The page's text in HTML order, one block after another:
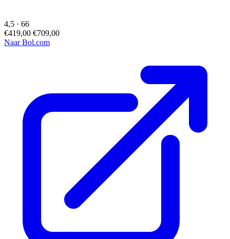
4,5 · 66
€419,00 €709,00
Naar Bol.com